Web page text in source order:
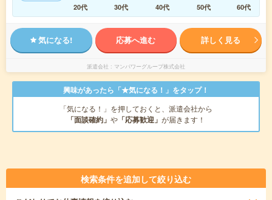
20代
30代 40代 50代 60代
気になる! 応募へ進む 詳しく見る
派遣会社 マンパワーグループ株式会社
興味があったら「★気になる！」をタップ！
「気になる！」を押しておくと、派遣会社から
「面談確約」 や 「応募歓迎」 が届きます！
検索条件を追加して絞り込む